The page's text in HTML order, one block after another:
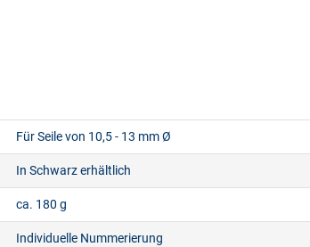
Für Seile von 10,5 - 13 mm Ø
In Schwarz erhältlich
ca. 180 g
Individuelle Nummerierung